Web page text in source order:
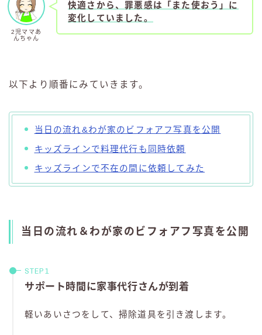
2児ママあ
んちゃん
快適さから、罪悪感は「また使おう」 に
変化していました。
以下より順番にみていきます。
当日の流れ&わが家のビフォアフ写真を公開
キッズラインで料理代行も同時依頼
キッズラインで不在の間に依頼してみた
当日の流れ＆わが家のビフォアフ写真を公開
サポート時間に家事代行さんが到着
軽いあいさつをして、掃除道具を引き渡します。